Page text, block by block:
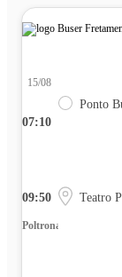
07:10
15/08
Ponto
09:50 Teatro
Poltrona